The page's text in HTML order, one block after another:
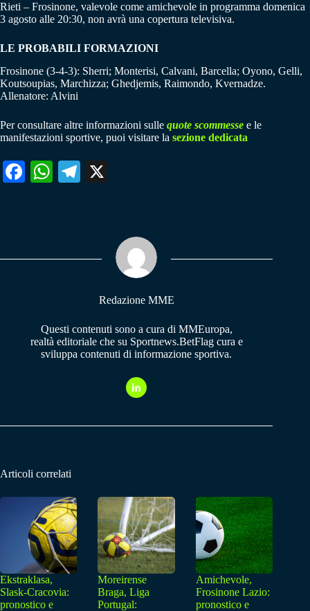
Rieti – Frosinone, valevole come amichevole in programma domenica
3 agosto alle 20:30, non avrà una copertura televisiva.
LE PROBABILI FORMAZIONI
Frosinone (3-4-3): Sherri; Monterisi, Calvani, Barcella; Oyono, Gelli,
Koutsoupias, Marchizza; Ghedjemis, Raimondo, Kvernadze.
Allenatore: Alvini
Per consultare altre informazioni sulle quote scommesse e le
manifestazioni sportive, puoi visitare la sezione dedicata
Fa W
pp
Te
m
Redazione MME
Questi contenuti sono a cura di MMEuropa,
realtà editoriale che su Sportnews.BetFlag cura e
sviluppa contenuti di informazione sportiva.
Articoli correlati
Ekstraklasa,
Slask-Cracovia:
pronostico e
Moreirense
Braga, Liga
Portugal:
Amichevole,
Frosinone Lazio:
pronostico e